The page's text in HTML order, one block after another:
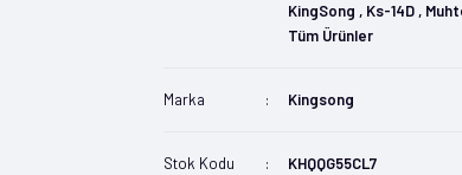
KingSong , Ks-14D ,
Tüm Ürünler
Marka Kingsong
Stok Kodu KHQQG55CL7